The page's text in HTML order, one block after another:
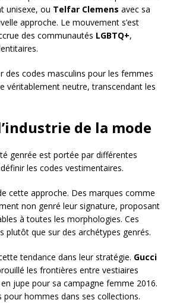
unisexe, ou Telfar Clemens avec sa
approche. Le mouvement s’est
des communautés LGBTQ+,
des codes masculins pour les femmes
véritablement neutre, transcendant les
de la mode
genrée est portée par différentes
les codes vestimentaires.
cette approche. Des marques comme
non genré leur signature, proposant
à toutes les morphologies. Ces
plutôt que sur des archétypes genrés.
tendance dans leur stratégie. Gucci
les frontières entre vestiaires
en jupe pour sa campagne femme 2016.
hommes dans ses collections.